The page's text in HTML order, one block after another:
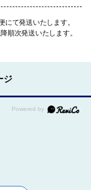
にて発送いたします。
順次発送いたします。
ジ